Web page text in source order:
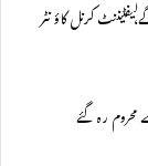
کرنل کاؤنٹر